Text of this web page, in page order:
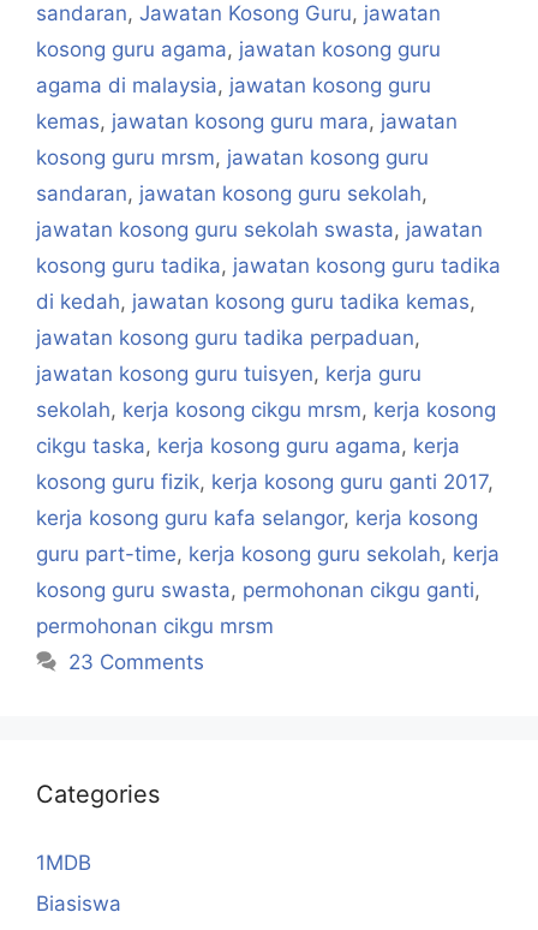
sandaran, Jawatan Kosong Guru, jawatan
kosong guru agama, jawatan kosong guru
agama di malaysia, jawatan kosong guru
kemas, jawatan kosong guru mara, jawatan
kosong guru mrsm, jawatan kosong guru
sandaran, jawatan kosong guru sekolah,
jawatan kosong guru sekolah swasta, jawatan
kosong guru tadika, jawatan kosong guru tadika
di kedah, jawatan kosong guru tadika kemas,
jawatan kosong guru tadika perpaduan,
jawatan kosong guru tuisyen, kerja guru
sekolah, kerja kosong cikgu mrsm, kerja kosong
cikgu taska, kerja kosong guru agama, kerja
kosong guru fizik, kerja kosong guru ganti 2017,
kerja kosong guru kafa selangor, kerja kosong
guru part-time, kerja kosong guru sekolah, kerja
kosong guru swasta, permohonan cikgu ganti,
permohonan cikgu mrsm
23 Comments
Categories
1MDB
Biasiswa